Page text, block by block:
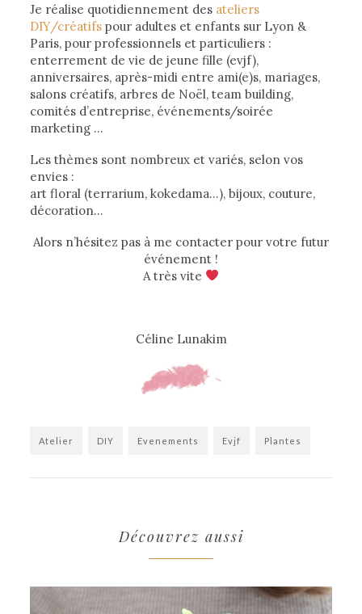
Je réalise quotidiennement des ateliers
DIY/créatifs pour adultes et enfants sur Lyon &
Paris, pour professionnels et particuliers :
enterrement de vie de jeune fille (evjf),
anniversaires, après-midi entre ami(e)s, mariages,
salons créatifs, arbres de Noël, team building,
comités d’entreprise, événements/soirée
marketing …
Les thèmes sont nombreux et variés, selon vos
envies :
art floral (terrarium, kokedama…), bijoux, couture,
décoration…
Alors n’hésitez pas à me contacter pour votre futur
événement !
A très vite
Céline Lunakim
Atelier DIY Evenements Evjf Plantes
Découvrez aussi